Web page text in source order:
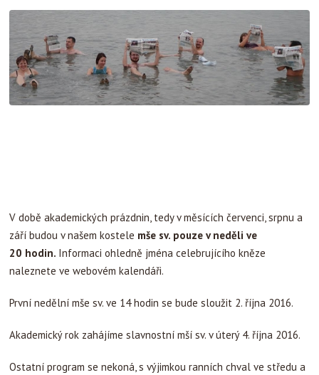
V době akademických prázdnin, tedy v měsících červenci, srpnu a
září budou v našem kostele mše sv. pouze v neděli ve
20 hodin. Informaci ohledně jména celebrujícího kněze
naleznete ve webovém kalendáři.
První nedělní mše sv. ve 14 hodin se bude sloužit 2. října 2016.
Akademický rok zahájíme slavnostní mší sv. v úterý 4. října 2016.
Ostatní program se nekoná, s výjimkou ranních chval ve středu a